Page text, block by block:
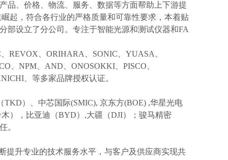
品、价格、物流、服务、数据等方面帮助上下游提
起，符合各行业的严格质量和可靠性要求，本着贴
部设立了分公司。专注于智能光源和测试仪器和FA
REVOX、ORIHARA、SONIC、YUASA、
、NPM、AND、ONOSOKKI、PISCO、
、等多家品牌授权认证。
TKD）、中芯国际(SMIC), 京东方(BOE) ,华星光电
），比亚迪（BYD）,大疆（DJI）；骏马精密
任。
提升专业的技术服务水平，与客户及供应商实现共